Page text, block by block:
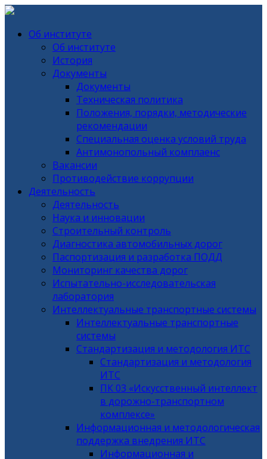
Об институте
Об институте
История
Документы
Документы
Техническая политика
Положения, порядки, методические
рекомендации
Специальная оценка условий труда
Антимонопольный комплаенс
Вакансии
Противодействие коррупции
Деятельность
Деятельность
Наука и инновации
Строительный контроль
Диагностика автомобильных дорог
Паспортизация и разработка ПОДД
Мониторинг качества дорог
Испытательно-исследовательская
лаборатория
Интеллектуальные транспортные системы
Интеллектуальные транспортные
системы
Стандартизация и методология ИТС
Стандартизация и методология
ИТС
ПК 03 «Искусственный интеллект
в дорожно-транспортном
комплексе»
Информационная и методологическая
поддержка внедрения ИТС
Информационная и